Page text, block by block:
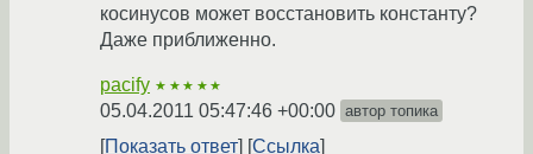
косинусов может восстановить константу?
Даже приближенно.
pacify ★★★★★
05.04.2011 05:47:46 +00:00 автор топика
Показать ответ Ссылка